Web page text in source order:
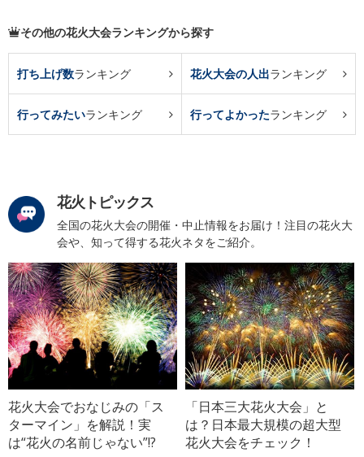
その他の花火大会ランキングから探す
打ち上げ数ランキング 花火大会の人出ランキング
行ってみたいランキング 行ってよかったランキング
花火トピックス
全国の花火大会の開催・中止情報をお届け！注目の花火大
会や、知って得する花火ネタをご紹介。
花火大会でおなじみの「ス
ターマイン」を解説！実
は“花火の名前じゃない”!?
「日本三大花火大会」と
は？日本最大規模の超大型
花火大会をチェック！